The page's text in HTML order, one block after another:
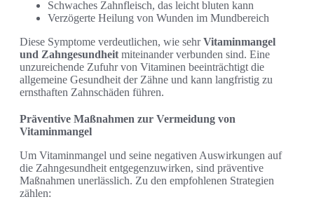
Schwaches Zahnfleisch, das leicht bluten kann
Verzögerte Heilung von Wunden im Mundbereich
Diese Symptome verdeutlichen, wie sehrVitaminmangel
und Zahngesundheit miteinander verbunden sind. Eine
unzureichende Zufuhr von Vitaminen beeinträchtigt die
allgemeine Gesundheit der Zähne und kann langfristig zu
ernsthaften Zahnschäden führen.
Präventive Maßnahmen zur Vermeidung von
Vitaminmangel
Um Vitaminmangel und seine negativen Auswirkungen auf
die Zahngesundheit entgegenzuwirken, sind präventive
Maßnahmen unerlässlich. Zu den empfohlenen Strategien
zählen: